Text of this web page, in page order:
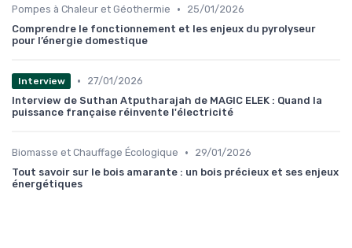
Pompes à Chaleur et Géothermie •
25/01/2026
Comprendre le fonctionnement et les enjeux du pyrolyseur
pour l’énergie domestique
Interview •
27/01/2026
Interview de Suthan Atputharajah de MAGIC ELEK : Quand la
puissance française réinvente l'électricité
Biomasse et Chauffage Écologique •
29/01/2026
Tout savoir sur le bois amarante : un bois précieux et ses enjeux
énergétiques